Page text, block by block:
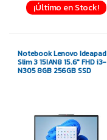
¡Último en Stock!
Notebook Lenovo Ideapad
Slim 3 15IAN8 15.6″ FHD i3-
N305 8GB 256GB SSD